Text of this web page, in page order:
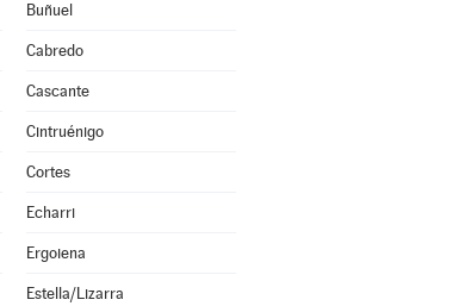
Buñuel
Cabredo
Cascante
Cintruénigo
Cortes
Echarri
Ergoiena
Estella/Lizarra